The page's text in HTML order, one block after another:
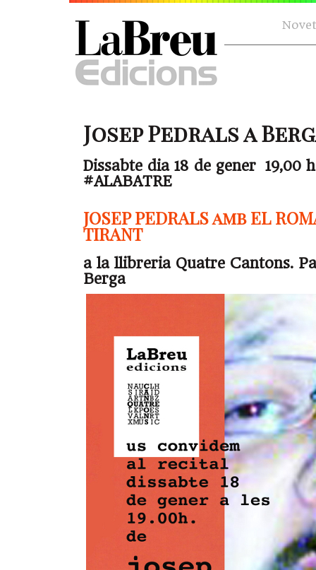
Josep Pedrals a
Dissabte dia 18 de gener 19,00
#ALABATRE
JOSEP PEDRALS amb EL
TIRANT
a la llibreria Quatre Cantons.
Berga